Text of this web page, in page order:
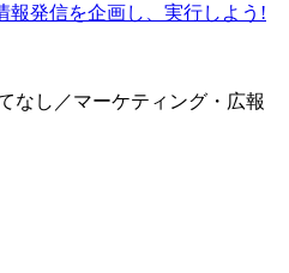
報発信を企画し、実行しよう!
なし／マーケティング・広報